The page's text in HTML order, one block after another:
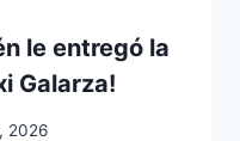
le entregó la
Galarza!
2026